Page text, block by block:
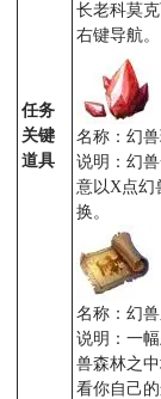
任务
关键
道具
长老科莫
右键导航。
名称：幻
说明：幻
意以X点幻
换。
名称：幻
说明：一
兽森林之
看你自己